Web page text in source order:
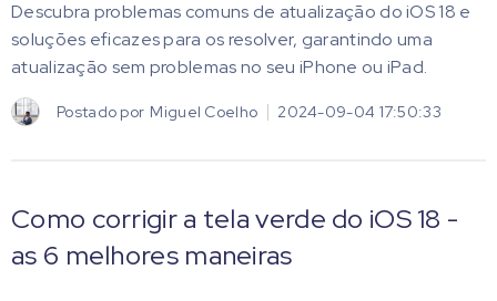
Descubra problemas comuns de atualização do iOS 18 e
soluções eficazes para os resolver, garantindo uma
atualização sem problemas no seu iPhone ou iPad.
Postado por Miguel Coelho 2024-09-04 17:50:33
Como corrigir a tela verde do iOS 18 -
as 6 melhores maneiras